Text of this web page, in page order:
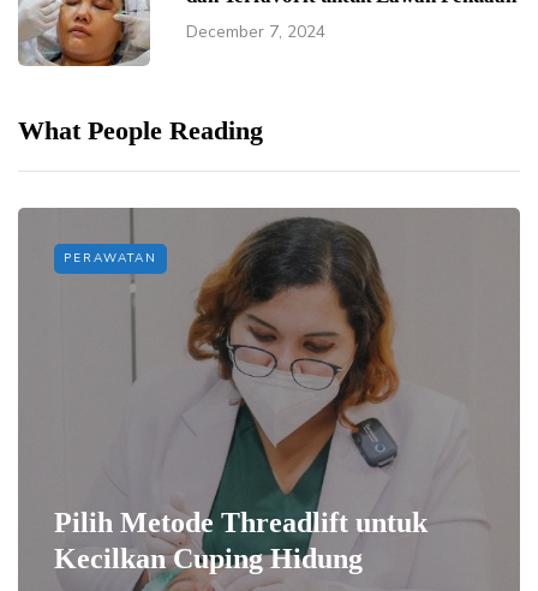
December 7, 2024
What People Reading
PERAWATAN
Pilih Metode Threadlift untuk
Kecilkan Cuping Hidung